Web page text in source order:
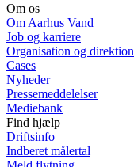
Om os
Om Aarhus Vand
Job og karriere
Organisation og direktion
Cases
Nyheder
Pressemeddelelser
Mediebank
Find hjælp
Driftsinfo
Indberet målertal